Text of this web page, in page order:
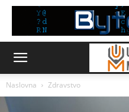
Naslovna Zdravstvo